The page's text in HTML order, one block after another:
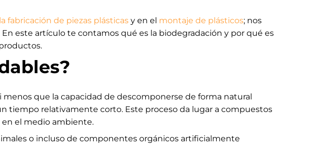
fabricación de piezas plásticas y en el montaje de plásticos; nos
este artículo te contamos qué es la biodegradación y por qué es
menos que la capacidad de descomponerse de forma natural
tiempo relativamente corto. Este proceso da lugar a compuestos
en el medio ambiente.
o incluso de componentes orgánicos artificialmente